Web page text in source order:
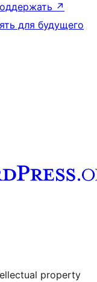
↗
для будущего
property